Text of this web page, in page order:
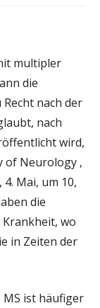
Frauen
mit
die
Krankheit
kann
nicht
schlimmer
nach
nachdem
multipler
die
nach der
nach
wird,
of Neurology ‚
Mai, um 10,
die
wo
in Zeiten der
MS ist häufiger